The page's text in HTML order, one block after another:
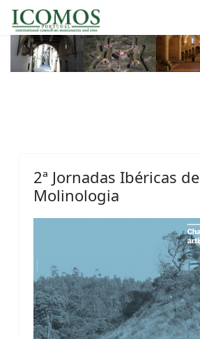
2ª Jornadas Ibéricas de
Molinologia